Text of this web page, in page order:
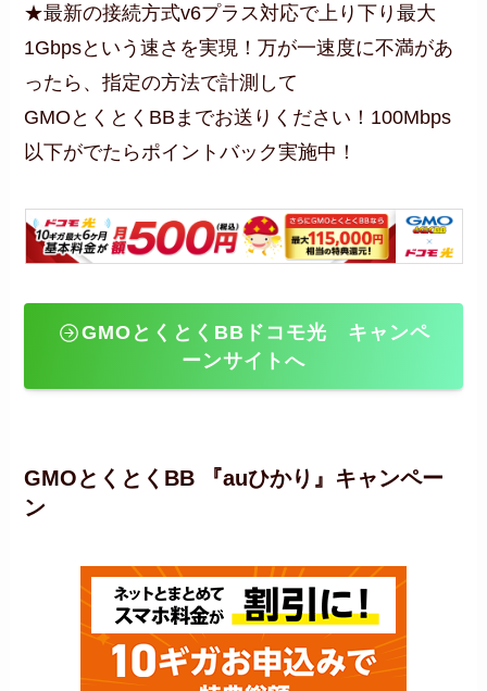
★最新の接続方式v6プラス対応で上り下り最大
1Gbpsという速さを実現！万が一速度に不満があ
ったら、指定の方法で計測して
GMOとくとくBBまでお送りください！100Mbps
以下がでたらポイントバック実施中！
GMOとくとくBBドコモ光 キャンペ
ーンサイトへ
GMOとくとくBB 『auひかり』キャンペー
ン